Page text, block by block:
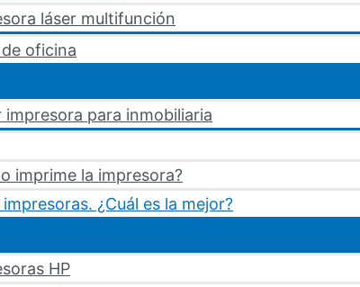
láser multifunción
oficina
impresora para inmobiliaria
imprime la impresora?
¿Cuál es la mejor?
HP